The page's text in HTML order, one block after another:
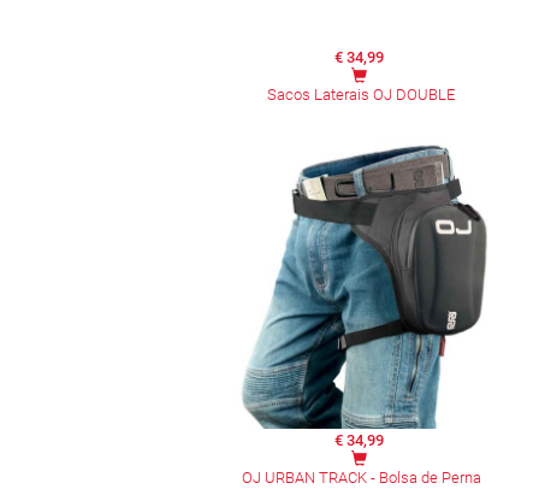
€ 34,99
Sacos Laterais OJ DOUBLE
€ 34,99
OJ URBAN TRACK - Bolsa de Perna